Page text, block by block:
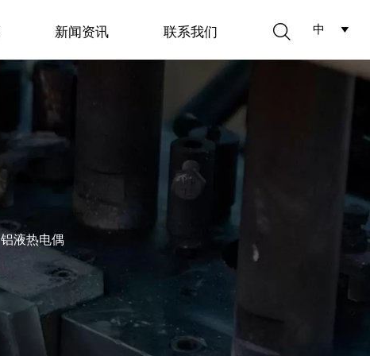
新闻资讯 联系我们  中 
铝液热电偶